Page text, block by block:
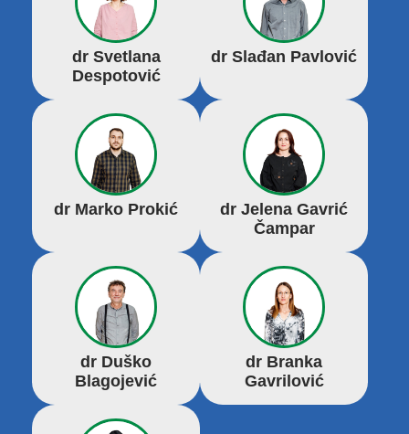
dr Svetlana
Despotović
dr Slađan Pavlović
dr Marko Prokić
dr Jelena Gavrić
Čampar
dr Duško
Blagojević
dr Branka
Gavrilović